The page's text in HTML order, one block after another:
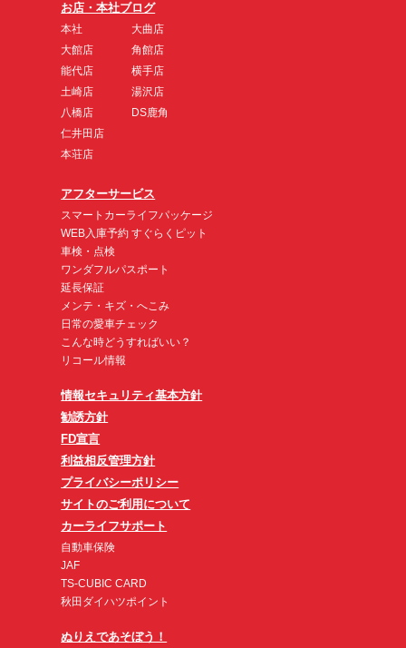
お店・本社ブログ
本社
大館店
能代店
土崎店
八橋店
仁井田店
本荘店
大曲店
角館店
横手店
湯沢店
DS鹿角
アフターサービス
スマートカーライフパッケージ
WEB入庫予約 すぐらくピット
車検・点検
ワンダフルパスポート
延長保証
メンテ・キズ・へこみ
日常の愛車チェック
こんな時どうすればいい？
リコール情報
情報セキュリティ基本方針
勧誘方針
FD宣言
利益相反管理方針
プライバシーポリシー
サイトのご利用について
カーライフサポート
自動車保険
JAF
TS-CUBIC CARD
秋田ダイハツポイント
ぬりえであそぼう！